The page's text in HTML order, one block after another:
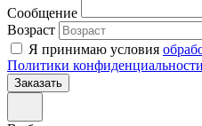
Сообщение
Возраст
Я принимаю условия
Политики конфиденциальности